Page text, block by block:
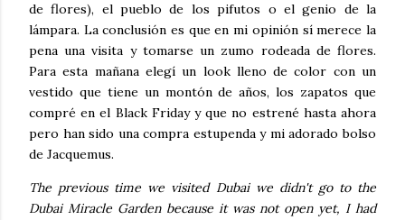
de flores), el pueblo de los pifutos o el genio de la
lámpara. La conclusión es que en mi opinión sí merece la
pena una visita y tomarse un zumo rodeada de flores.
Para esta mañana elegí un look lleno de color con un
vestido que tiene un montón de años, los zapatos que
compré en el Black Friday y que no estrené hasta ahora
pero han sido una compra estupenda y mi adorado bolso
de Jacquemus.
The previous time we visited Dubai we didn't go to the
Dubai Miracle Garden because it was not open yet, I had